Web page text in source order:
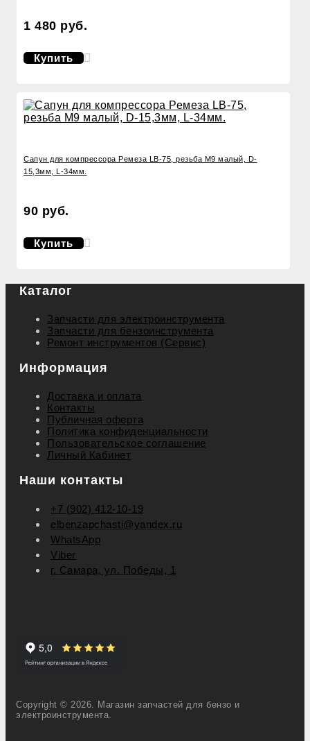
1 480 руб.
Купить
Сапун для компрессора Ремеза LB-75, резьба М9 малый, D-
15,3мм, L-34мм.
90 руб.
Купить
Каталог
Запчасти для электроинструмента
Запчасти для бензоинструмента
Ремонт инструментов (Сервис)
Информация
Доставка и оплата
Контакты
Публичная оферта
Политика конфиденциальности
Пользовательское соглашение
Личный Кабинет
Наши контакты
+7 (902) 412-10-19
elbenzapchasti@yandex.ru
WhatsApp
Viber
г. Самара, ул. Победы, 1
Copyright © 2026. Магазин запчастей для бензо и
электроинструмента.